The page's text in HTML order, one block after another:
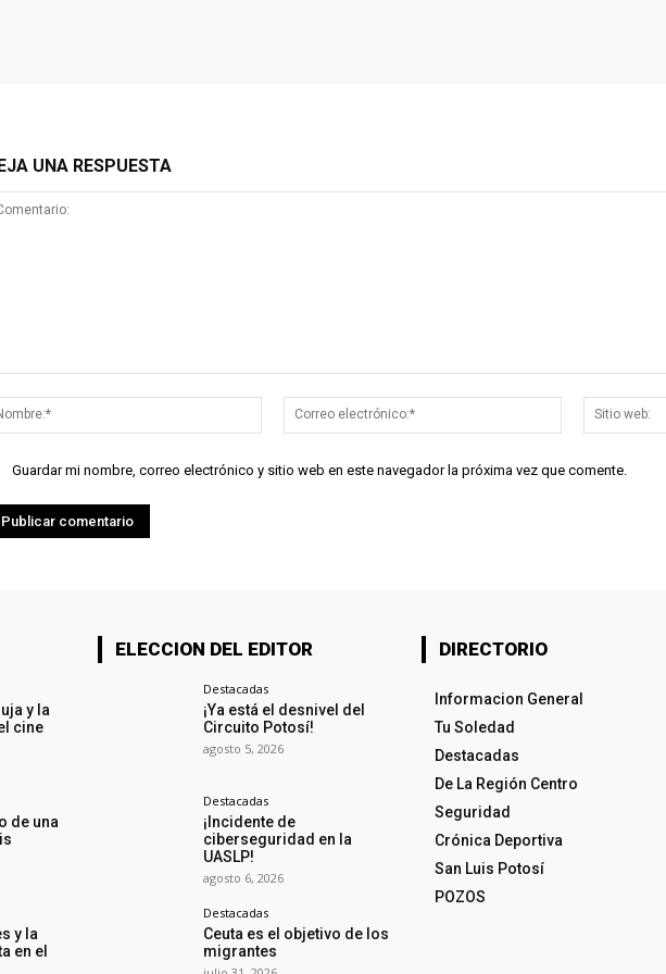
UNA RESPUESTA
Nombre:*
Correo
electrónico:*
Guardar mi nombre, correo electrónico y sitio web en este navegador la próxima vez que comente.
y la
cine
de una
y la
en el
ELECCION DEL EDITOR
Destacadas
¡Ya está el desnivel del
Circuito Potosí!
agosto 5, 2026
Destacadas
¡Incidente de
ciberseguridad en la
UASLP!
agosto 6, 2026
Destacadas
Ceuta es el objetivo de los
migrantes
DIRECTORIO
Informacion General
Tu Soledad
Destacadas
De La Región Centro
Seguridad
Crónica Deportiva
San Luis Potosí
POZOS